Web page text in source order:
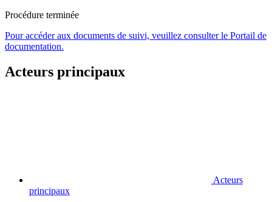
Procédure terminée
Pour accéder aux documents de suivi, veuillez consulter le Portail de
documentation.
Acteurs principaux
Acteurs
principaux